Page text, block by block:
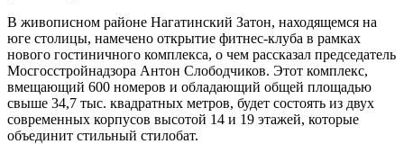
В живописном районе Нагатинский Затон, находящемся на
юге столицы, намечено открытие фитнес-клуба в рамках
нового гостиничного комплекса, о чем рассказал председатель
Мосгосстройнадзора Антон Слободчиков. Этот комплекс,
вмещающий 600 номеров и обладающий общей площадью
свыше 34,7 тыс. квадратных метров, будет состоять из двух
современных корпусов высотой 14 и 19 этажей, которые
объединит стильный стилобат.